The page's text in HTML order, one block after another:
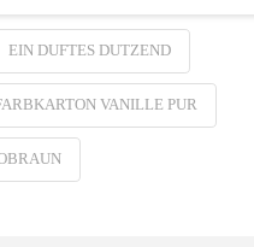
EIN DUFTES DUTZEND
VANILLE PUR